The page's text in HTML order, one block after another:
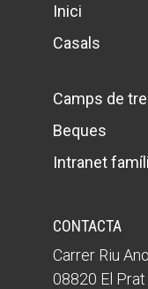
Inici
Casals
Camps de
Beques
Intranet
CONTACTA
Carrer Riu
08820 El